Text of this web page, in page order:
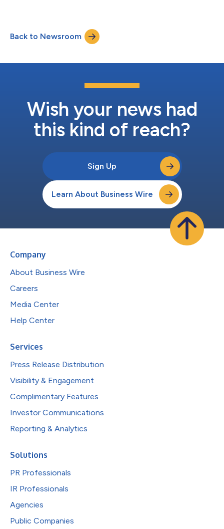
l'automatisation d'entreprise. Accessible comme nœud
communautaire vérifié et partenaire n8n, l'intégration de
Back to Newsroom
Wish your news had
this kind of reach?
Sign Up
Learn About Business Wire
Company
About Business Wire
Careers
Media Center
Help Center
Services
Press Release Distribution
Visibility & Engagement
Complimentary Features
Investor Communications
Reporting & Analytics
Solutions
PR Professionals
IR Professionals
Agencies
Public Companies